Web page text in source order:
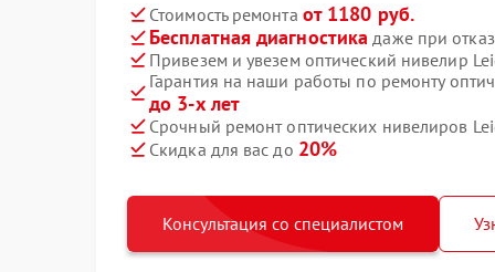
Стоимость ремонта от 1180 руб.
Бесплатная диагностика даже при
Привезем и увезем оптический нивелир
Гарантия на наши работы по ремонту
до 3-х лет
Срочный ремонт оптических нивелиров
Скидка для вас до 20%
Консультация со специалистом